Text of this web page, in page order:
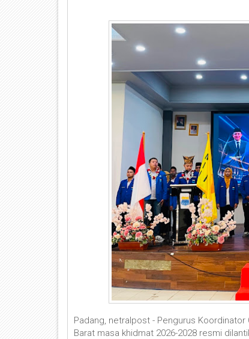
Padang, netralpost - Pengurus Koordinator
Barat masa khidmat 2026-2028 resmi